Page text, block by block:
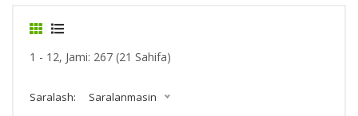
1 - 12, Jami: 267 (21 Sahifa)
Saralash: Saralanmasin